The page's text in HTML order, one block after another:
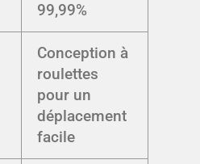
99,99%
Conception à
roulettes
pour un
déplacement
facile